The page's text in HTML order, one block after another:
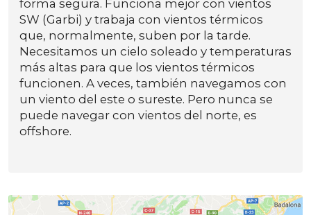
forma segura. Funciona mejor con vientos
SW (Garbi) y trabaja con vientos térmicos
que, normalmente, suben por la tarde.
Necesitamos un cielo soleado y temperaturas
más altas para que los vientos térmicos
funcionen. A veces, también navegamos con
un viento del este o sureste. Pero nunca se
puede navegar con vientos del norte, es
offshore.